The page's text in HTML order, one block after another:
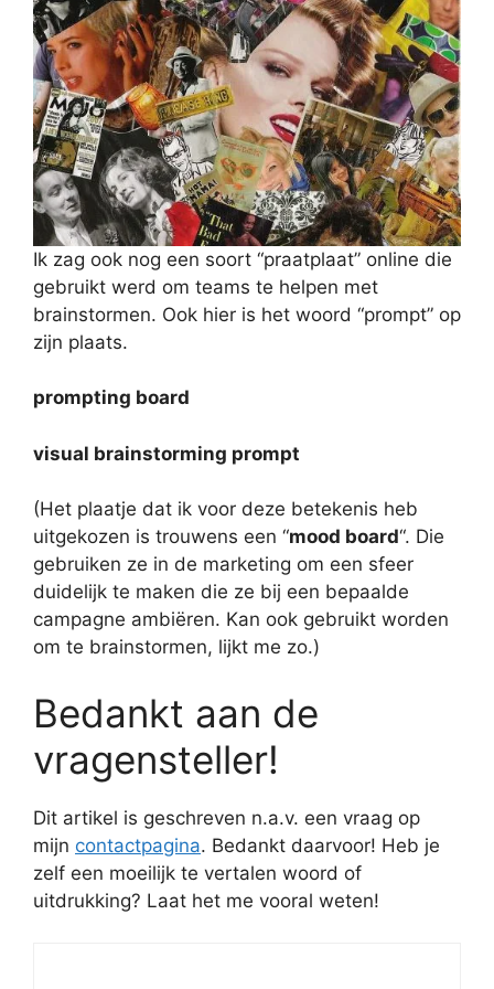
Ik zag ook nog een soort “praatplaat” online die
gebruikt werd om teams te helpen met
brainstormen. Ook hier is het woord “prompt” op
zijn plaats.
prompting board
visual brainstorming prompt
(Het plaatje dat ik voor deze betekenis heb
uitgekozen is trouwens een “mood board“. Die
gebruiken ze in de marketing om een sfeer
duidelijk te maken die ze bij een bepaalde
campagne ambiëren. Kan ook gebruikt worden
om te brainstormen, lijkt me zo.)
Bedankt aan de
vragensteller!
Dit artikel is geschreven n.a.v. een vraag op
mijn contactpagina. Bedankt daarvoor! Heb je
zelf een moeilijk te vertalen woord of
uitdrukking? Laat het me vooral weten!